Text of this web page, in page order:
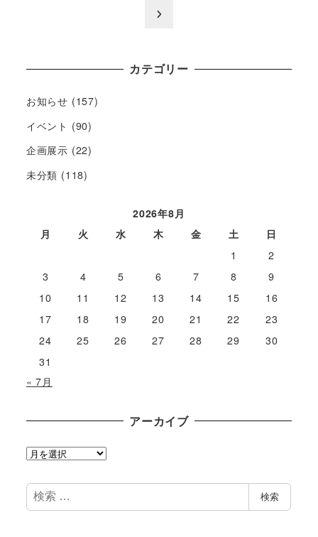
ペ
ー
ジ
送
カテゴリー
お知らせ (157)
イベント (90)
企画展示 (22)
未分類 (118)
2026年8月
月
火 水 木 金 土
日
1
2
3
4 5 6 7 8
9
10
11 12 13 14 15
16
17
18 19 20 21 22
23
24
25 26 27 28 29
30
31
« 7月
アーカイブ
ア
カ
イ
検
索
検索